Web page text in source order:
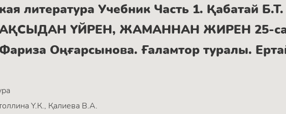
литература Учебник Часть 1. Қабатай Б.Т.
ҮЙРЕН, ЖАМАННАН ЖИРЕН 25-
Фариза Оңғарсынова. Ғаламтор туралы.
Ү.К., Қалиева В.А.